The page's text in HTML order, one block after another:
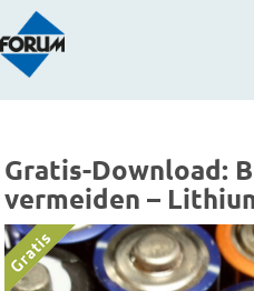
Gratis-Download:
vermeiden –